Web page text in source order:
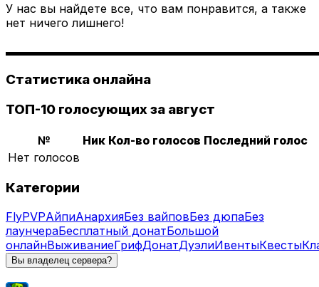
У нас вы найдете все, что вам понравится, а также
нет ничего лишнего!
Статистика онлайна
ТОП-10 голосующих за август
№ Ник Кол-во голосов Последний голос
Нет голосов
Категории
FlyPVPАйпиАнархияБез вайповБез дюпаБез
лаунчераБесплатный донатБольшой
онлайнВыживаниеГрифДонатДуэлиИвентыКвесты
Вы владелец сервера?